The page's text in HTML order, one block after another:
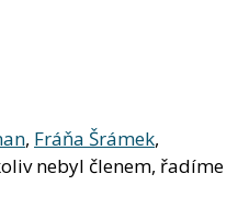
, Fráňa Šrámek,
nebyl členem, řadíme